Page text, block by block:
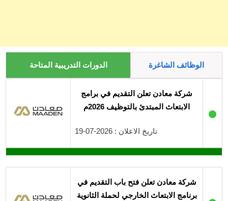
الوظائف الشاغرة الدورات التدريبية المتاحة
●
شركة معادن تعلن التقديم في برامج
الابتعاث المبتدئ بالتوظيف 2026م
تاريخ الاعلان : 2026-07-19
شركة معادن تعلن فتح باب التقديم في
برنامج الابتعاث الخارجي لحملة الثانوية